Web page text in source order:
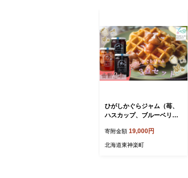
ひがしかぐらジャム（苺、
ハスカップ、ブルーベリ
寄附金額 19,000円
北海道東神楽町